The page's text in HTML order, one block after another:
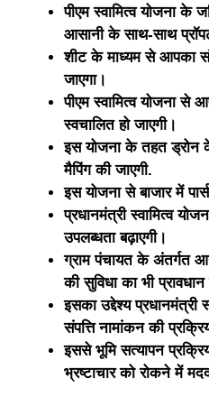
पीएम स्वामित्व योजना के
आसानी के साथ-साथ
शीट के माध्यम से आपका
जाएगा।
पीएम स्वामित्व योजना
स्वचालित हो जाएगी।
इस योजना के तहत ड्रोन
मैपिंग की जाएगी.
इस योजना से बाजार में
प्रधानमंत्री स्वामित्व
उपलब्धता बढ़ाएगी।
ग्राम पंचायत के अंतर्गत
की सुविधा का भी
इसका उद्देश्य प्रधानमंत्री
संपत्ति नामांकन की
इससे भूमि सत्यापन
भ्रष्टाचार को रोकने में